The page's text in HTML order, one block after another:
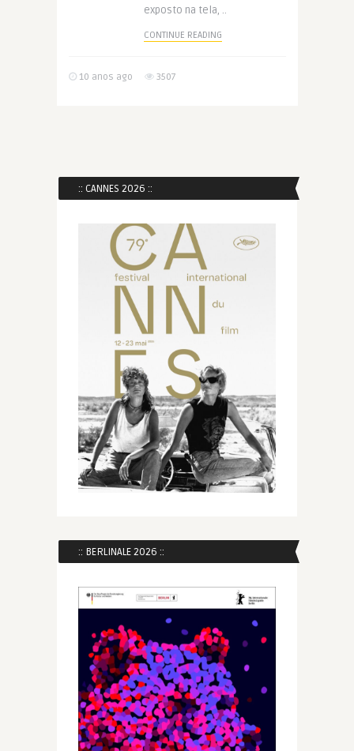
exposto na tela, ..
CONTINUE READING
10 anos ago 3507
:: CANNES 2026 ::
:: BERLINALE 2026 ::